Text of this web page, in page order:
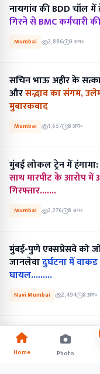
नायगांव की BDD चॉल
गिरने से BMC कर्मचारी
Mumbai 2,886 9 अग॰
सचिन भाऊ अहीर के
औरसद्भाव का संगम,
मुबारकबाद
Mumbai 1,657 8 अग॰
मुंबई लोकल ट्रेन में
साथ मारपीट के आरोप में
गिरफ्तार.......
Mumbai 2,276 8 अग॰
मुंबई-पुणे एक्सप्रेसवे को
जानलेवादुर्घटना में
घायल.........
Navi Mumbai 2,494 8 अग॰
Home Photo